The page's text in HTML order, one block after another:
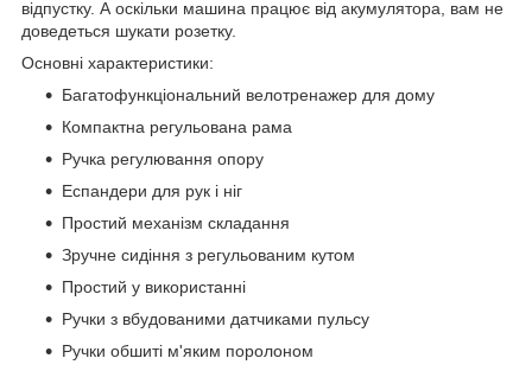
відпустку. А оскільки машина працює від акумулятора, вам не
доведеться шукати розетку.
Основні характеристики:
Багатофункціональний велотренажер для дому
Компактна регульована рама
Ручка регулювання опору
Еспандери для рук і ніг
Простий механізм складання
Зручне сидіння з регульованим кутом
Простий у використанні
Ручки з вбудованими датчиками пульсу
Ручки обшиті м'яким поролоном